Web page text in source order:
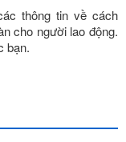
thông tin về cách
cho người lao động.
bạn.